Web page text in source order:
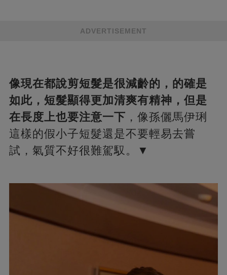
ADVERTISEMENT
像現在都說剪短髮是很減齡的，的確是
如此，短髮顯得更加清爽有精神，但是
在長度上也要注意一下 ，像孫儷馬伊琍
這樣的假小子短髮還是不要輕易去嘗
試，氣質不好很難駕馭。▼